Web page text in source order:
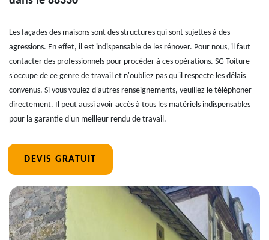
Les façades des maisons sont des structures qui sont sujettes à des
agressions. En effet, il est indispensable de les rénover. Pour nous, il faut
contacter des professionnels pour procéder à ces opérations. SG Toiture
s'occupe de ce genre de travail et n'oubliez pas qu'il respecte les délais
convenus. Si vous voulez d'autres renseignements, veuillez le téléphoner
directement. Il peut aussi avoir accès à tous les matériels indispensables
pour la garantie d'un meilleur rendu de travail.
DEVIS GRATUIT